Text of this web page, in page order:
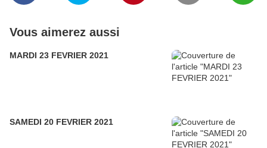
Vous aimerez aussi
MARDI 23 FEVRIER 2021
SAMEDI 20 FEVRIER 2021